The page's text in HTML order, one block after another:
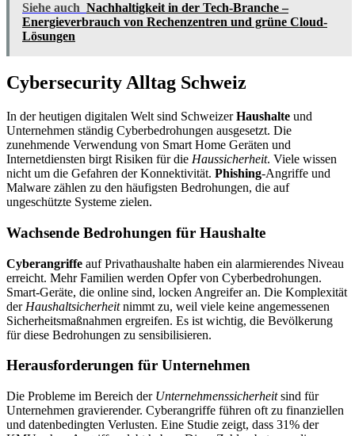
Siehe auch Nachhaltigkeit in der Tech-Branche –
Energieverbrauch von Rechenzentren und grüne Cloud-
Lösungen
Cybersecurity Alltag Schweiz
In der heutigen digitalen Welt sind SchweizerHaushalte und
Unternehmen ständig Cyberbedrohungen ausgesetzt. Die
zunehmende Verwendung von Smart Home Geräten und
Internetdiensten birgt Risiken für die Haussicherheit. Viele wissen
nicht um die Gefahren der Konnektivität. Phishing-Angriffe und
Malware zählen zu den häufigsten Bedrohungen, die auf
ungeschützte Systeme zielen.
Wachsende Bedrohungen für Haushalte
Cyberangriffe auf Privathaushalte haben ein alarmierendes Niveau
erreicht. Mehr Familien werden Opfer von Cyberbedrohungen.
Smart-Geräte, die online sind, locken Angreifer an. Die Komplexität
der Haushaltsicherheitnimmt zu, weil viele keine angemessenen
Sicherheitsmaßnahmen ergreifen. Es ist wichtig, die Bevölkerung
für diese Bedrohungen zu sensibilisieren.
Herausforderungen für Unternehmen
Die Probleme im Bereich der Unternehmenssicherheitsind für
Unternehmen gravierender. Cyberangriffe führen oft zu finanziellen
und datenbedingten Verlusten. Eine Studie zeigt, dass 31% der